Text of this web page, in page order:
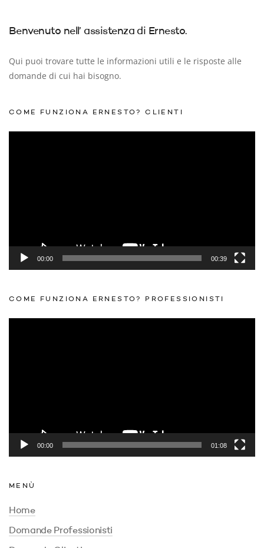
Benvenuto nell’ assistenza di Ernesto.
Qui puoi trovare tutte le informazioni utili e le risposte alle
domande di cui hai bisogno.
COME FUNZIONA ERNESTO? CLIENTI
00:00 00:39
COME FUNZIONA ERNESTO? PROFESSIONISTI
00:00 01:08
MENÙ
Home
Domande Professionisti